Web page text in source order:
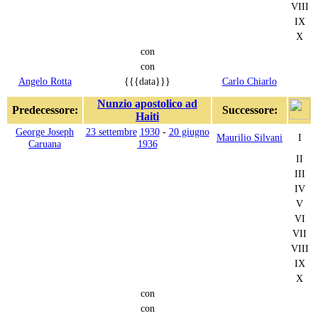
VIII
IX
X
con
con
Angelo Rotta
{{{data}}} Carlo Chiarlo
Predecessore:
Nunzio apostolico ad
Haiti
Successore:
George Joseph
Caruana
23 settembre 1930- 20 giugno
1936
Maurilio Silvani
I
II
III
IV
V
VI
VII
VIII
IX
X
con
con